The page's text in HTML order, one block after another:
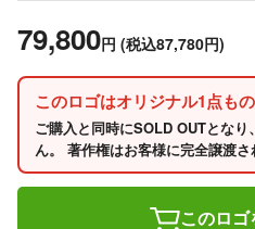
79,800円 (税込87,780円)
このロゴはオリジナル1点もの
ご購入と同時にSOLD OUTとな
ん。 著作権はお客様に完全譲渡さ
このロゴ